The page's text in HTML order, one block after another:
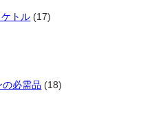
トル 1717個の商品
の商品
の必需品 1818個の商品
商品